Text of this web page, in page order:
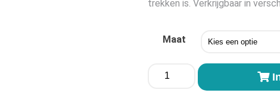
trekken is. Verkrijgbaar in
Maat
Close